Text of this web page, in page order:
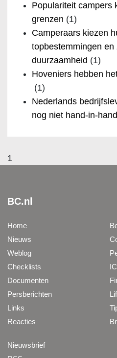
Populariteit campers
grenzen (1)
Camperaars kiezen
topbestemmingen en
duurzaamheid (1)
Hoveniers hebben
(1)
Nederlands
nog niet hand-in-hand
1
BC.nl
Home
Nieuws
Weblog
Checklists
Documenten
Persberichten
Links
Reacties
Nieuwsbrief